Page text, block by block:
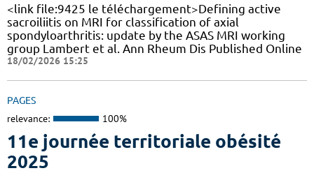
<link file:9425 le téléchargement>Defining active
sacroiliitis on MRI for classification of axial
spondyloarthritis: update by the ASAS MRI working
group Lambert et al. Ann Rheum Dis Published Online
18/02/2026 15:25
PAGES
relevance: 100%
11e journée territoriale obésité
2025